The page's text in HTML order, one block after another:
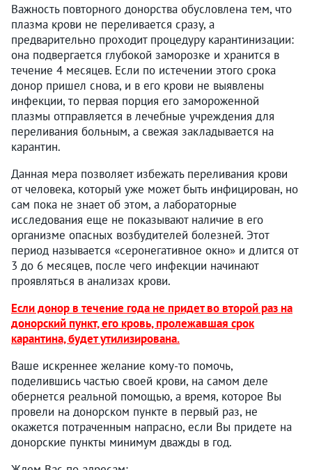
Важность повторного донорства обусловлена тем, что
плазма крови не переливается сразу, а
предварительно проходит процедуру карантинизации:
она подвергается глубокой заморозке и хранится в
течение 4 месяцев. Если по истечении этого срока
донор пришел снова, и в его крови не выявлены
инфекции, то первая порция его замороженной
плазмы отправляется в лечебные учреждения для
переливания больным, а свежая закладывается на
карантин.
Данная мера позволяет избежать переливания крови
от человека, который уже может быть инфицирован, но
сам пока не знает об этом, а лабораторные
исследования еще не показывают наличие в его
организме опасных возбудителей болезней. Этот
период называется «серонегативное окно» и длится от
3 до 6 месяцев, после чего инфекции начинают
проявляться в анализах крови.
Если донор в течение года не придет во второй раз на
донорский пункт, его кровь, пролежавшая срок
карантина, будет утилизирована.
Ваше искреннее желание кому-то помочь,
поделившись частью своей крови, на самом деле
обернется реальной помощью, а время, которое Вы
провели на донорском пункте в первый раз, не
окажется потраченным напрасно, если Вы придете на
донорские пункты минимум дважды в год.